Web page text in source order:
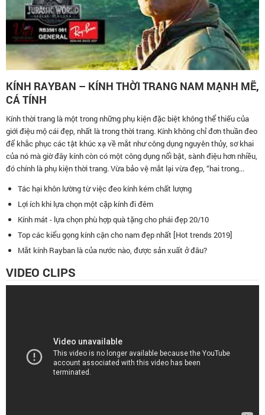
KÍNH RAYBAN – KÍNH THỜI TRANG NAM MẠNH MẼ,
CÁ TÍNH
Kính thời trang là một trong những phụ kiện đặc biệt không thể thiếu của
giới điệu mộ cái đẹp, nhất là trong thời trang. Kính không chỉ đơn thuần đeo
để khắc phục các tật khúc xạ về mắt như công dụng nguyên thủy, sơ khai
của nó mà giờ đây kính còn có một công dụng nổi bật, sành điệu hơn nhiều,
đó chính là phụ kiện thời trang. Vừa bảo vệ mắt lại vừa đẹp, “hai trong...
Tác hại khôn lường từ việc đeo kính kém chất lượng
Lợi ích khi lựa chọn một cặp kính đi đêm
Kính mát - lựa chọn phù hợp quà tặng cho phái đẹp 20/10
Top các kiểu gọng kính cận cho nam đẹp nhất [Hot trends 2019]
Mắt kính Rayban là của nước nào, được sản xuất ở đâu?
VIDEO CLIPS